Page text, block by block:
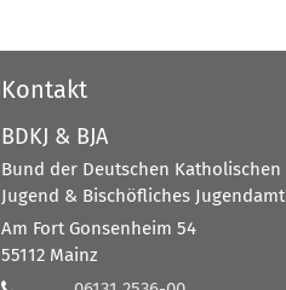
Kontakt
BDKJ & BJA
Bund der Deutschen Katholischen
Jugend & Bischöfliches Jugendamt
Am Fort Gonsenheim 54
55112 Mainz